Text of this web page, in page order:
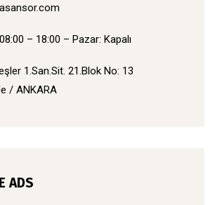
– 18:00 – Pazar: Kapalı
1.San.Sit. 21.Blok No: 13
/ ANKARA
ADS